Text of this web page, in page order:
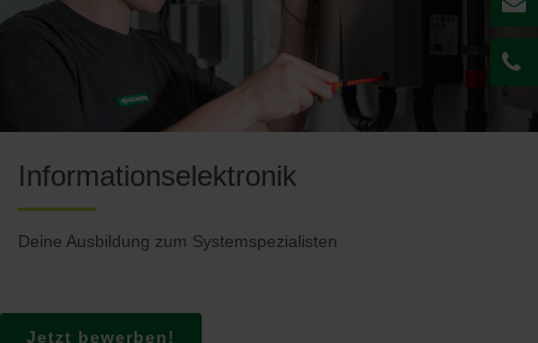
Informationselektronik
Deine Ausbildung zum Systemspezialisten
Jetzt bewerben!